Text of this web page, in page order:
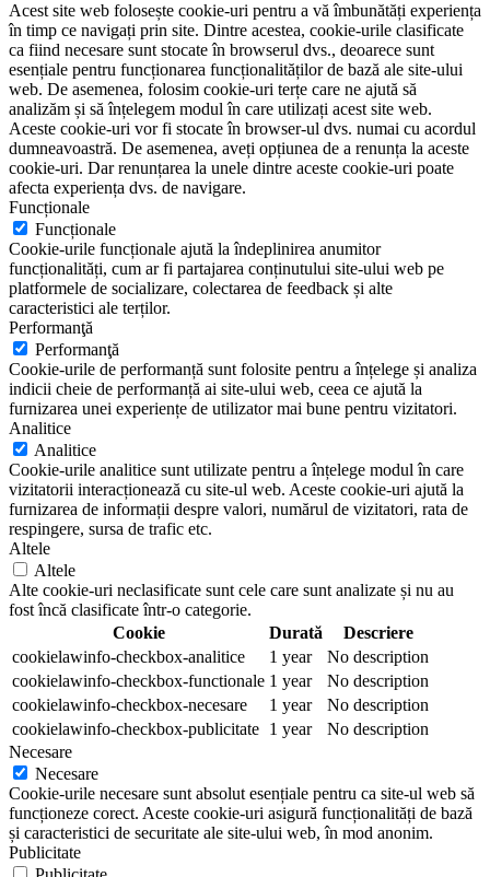
Acest site web folosește cookie-uri pentru a vă îmbunătăți experiența
în timp ce navigați prin site. Dintre acestea, cookie-urile clasificate
ca fiind necesare sunt stocate în browserul dvs., deoarece sunt
esențiale pentru funcționarea funcționalităților de bază ale site-ului
web. De asemenea, folosim cookie-uri terțe care ne ajută să
analizăm și să înțelegem modul în care utilizați acest site web.
Aceste cookie-uri vor fi stocate în browser-ul dvs. numai cu acordul
dumneavoastră. De asemenea, aveți opțiunea de a renunța la aceste
cookie-uri. Dar renunțarea la unele dintre aceste cookie-uri poate
afecta experiența dvs. de navigare.
Funcționale
Funcționale
Cookie-urile funcționale ajută la îndeplinirea anumitor
funcționalități, cum ar fi partajarea conținutului site-ului web pe
platformele de socializare, colectarea de feedback și alte
caracteristici ale terților.
Performanţă
Performanţă
Cookie-urile de performanță sunt folosite pentru a înțelege și analiza
indicii cheie de performanță ai site-ului web, ceea ce ajută la
furnizarea unei experiențe de utilizator mai bune pentru vizitatori.
Analitice
Analitice
Cookie-urile analitice sunt utilizate pentru a înțelege modul în care
vizitatorii interacționează cu site-ul web. Aceste cookie-uri ajută la
furnizarea de informații despre valori, numărul de vizitatori, rata de
respingere, sursa de trafic etc.
Altele
Altele
Alte cookie-uri neclasificate sunt cele care sunt analizate și nu au
fost încă clasificate într-o categorie.
Cookie
Durată
Descriere
cookielawinfo-checkbox-analitice
1 year
No description
cookielawinfo-checkbox-functionale 1 year
No description
cookielawinfo-checkbox-necesare
1 year
No description
cookielawinfo-checkbox-publicitate 1 year
No description
Necesare
Necesare
Cookie-urile necesare sunt absolut esențiale pentru ca site-ul web să
funcționeze corect. Aceste cookie-uri asigură funcționalități de bază
și caracteristici de securitate ale site-ului web, în mod anonim.
Publicitate